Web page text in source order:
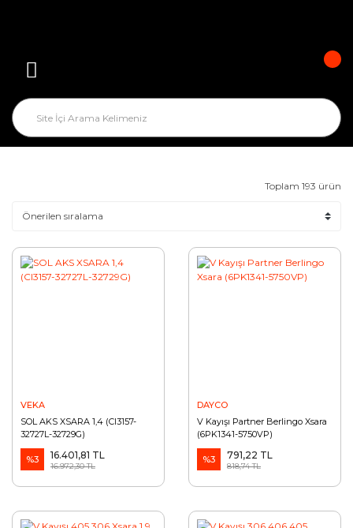
Toplam 193 ürün
VEKA
SOL AKS XSARA 1,4 (CI3157-
32727L-32729G)
%3 16.401,81 TL
16.972,30 TL
DAYCO
V Kayışı Partner Berlingo Xsara
(6PK1341-5750VP)
%3 791,22 TL
818,74 TL